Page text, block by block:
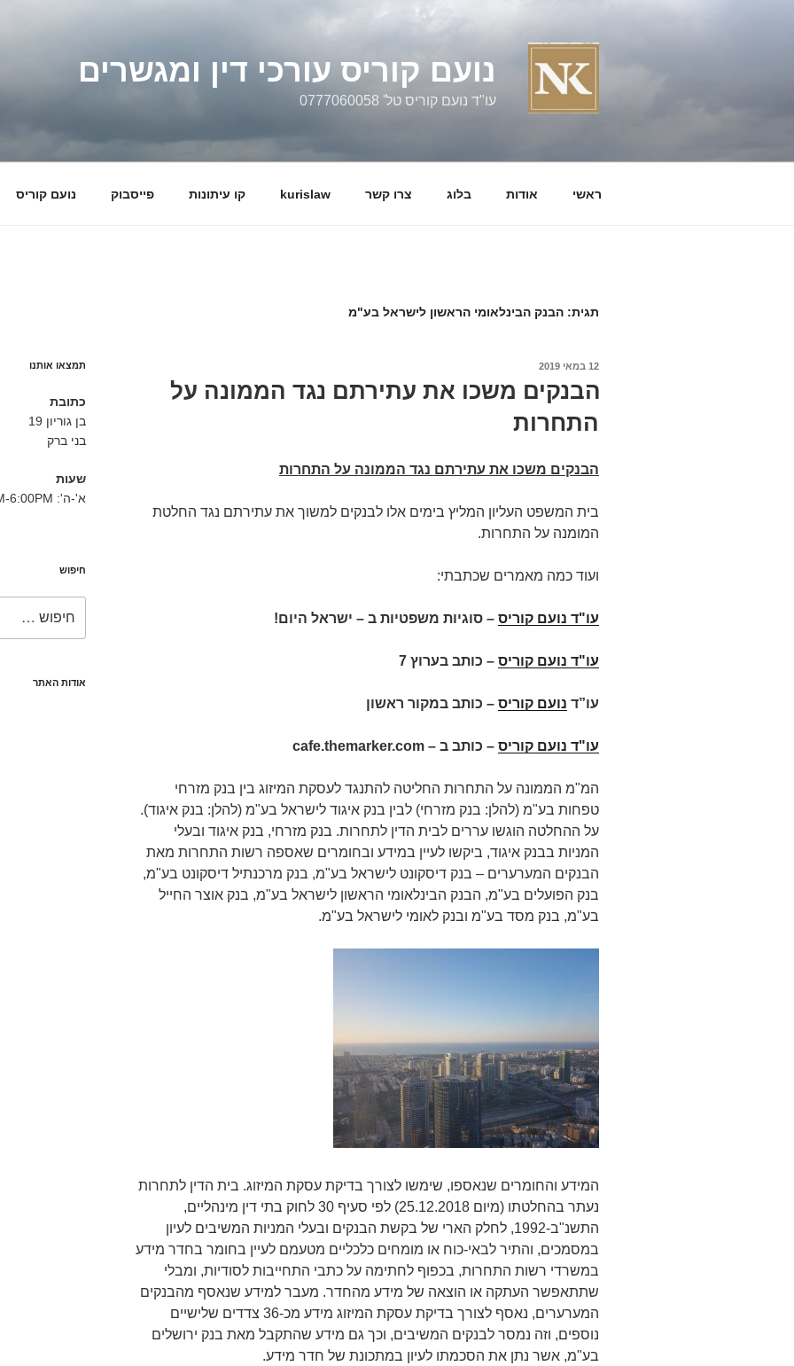
נועם קוריס עורכי דין ומגשרים
עו"ד נועם קוריס טל' 0777060058
ראשי אודות בלוג צרו קשר kurislaw קו עיתונות פייסבוק נועם קוריס
תגית: הבנק הבינלאומי הראשון לישראל בע"מ
פורסם
12 במאי 2019
הבנקים משכו את עתירתם נגד הממונה על
התחרות
הבנקים משכו את עתירתם נגד הממונה על התחרות
בית המשפט העליון המליץ בימים אלו לבנקים למשוך את עתירתם נגד החלטת
המומנה על התחרות.
ועוד כמה מאמרים שכתבתי:
עו"ד נועם קוריס – סוגיות משפטיות ב – ישראל היום!
עו"ד נועם קוריס – כותב בערוץ 7
עו”ד נועם קוריס – כותב במקור ראשון
עו"ד נועם קוריס – כותב ב – cafe.themarker.com
המ"מ הממונה על התחרות החליטה להתנגד לעסקת המיזוג בין בנק מזרחי
טפחות בע"מ (להלן: בנק מזרחי) לבין בנק איגוד לישראל בע"מ (להלן: בנק איגוד).
על ההחלטה הוגשו עררים לבית הדין לתחרות. בנק מזרחי, בנק איגוד ובעלי
המניות בבנק איגוד, ביקשו לעיין במידע ובחומרים שאספה רשות התחרות מאת
הבנקים המערערים – בנק דיסקונט לישראל בע"מ, בנק מרכנתיל דיסקונט בע"מ,
בנק הפועלים בע"מ, הבנק הבינלאומי הראשון לישראל בע"מ, בנק אוצר החייל
בע"מ, בנק מסד בע"מ ובנק לאומי לישראל בע"מ.
המידע והחומרים שנאספו, שימשו לצורך בדיקת עסקת המיזוג. בית הדין לתחרות
נעתר בהחלטתו (מיום 25.12.2018) לפי סעיף 30 לחוק בתי דין מינהליים,
התשנ"ב-1992, לחלק הארי של בקשת הבנקים ובעלי המניות המשיבים לעיון
במסמכים, והתיר לבאי-כוח או מומחים כלכליים מטעמם לעיין בחומר בחדר מידע
במשרדי רשות התחרות, בכפוף לחתימה על כתבי התחייבות לסודיות, ומבלי
שתתאפשר העתקה או הוצאה של מידע מהחדר. מעבר למידע שנאסף מהבנקים
המערערים, נאסף לצורך בדיקת עסקת המיזוג מידע מכ-36 צדדים שלישיים
נוספים, וזה נמסר לבנקים המשיבים, וכך גם מידע שהתקבל מאת בנק ירושלים
בע"מ, אשר נתן את הסכמתו לעיון במתכונת של חדר מידע.
תמצאו אותנו
כתובת
בן גוריון 19
בני ברק
שעות
א'-ה': 8:30AM-6:00PM
חיפוש
אודות האתר